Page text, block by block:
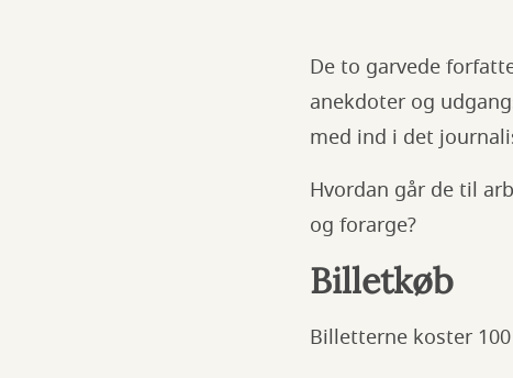
De to garvede
anekdoter og
med ind i det
Hvordan går de til
og forarge?
Billetkøb
Billetterne koster